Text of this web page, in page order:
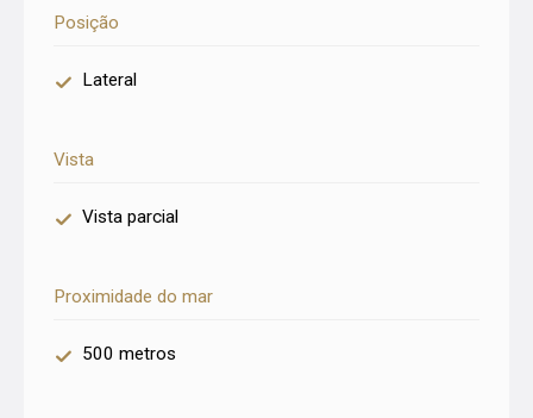
Posição
Lateral
Vista
Vista parcial
Proximidade do mar
500 metros